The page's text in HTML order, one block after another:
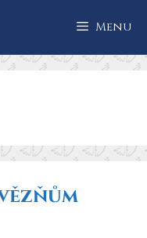
Menu